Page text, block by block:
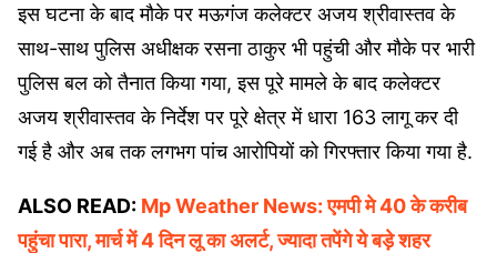
इस घटना के बाद मौके पर मऊगंज कलेक्टर अजय श्रीवास्तव के
साथ-साथ पुलिस अधीक्षक रसना ठाकुर भी पहुंची और मौके पर भारी
पुलिस बल को तैनात किया गया, इस पूरे मामले के बाद कलेक्टर
अजय श्रीवास्तव के निर्देश पर पूरे क्षेत्र में धारा 163 लागू कर दी
गई है और अब तक लगभग पांच आरोपियों को गिरफ्तार किया गया है.
ALSO READ: Mp Weather News: एमपी मे 40 के करीब
पहुंचा पारा, मार्च में 4 दिन लू का अलर्ट, ज्यादा तपेंगे ये बड़े शहर